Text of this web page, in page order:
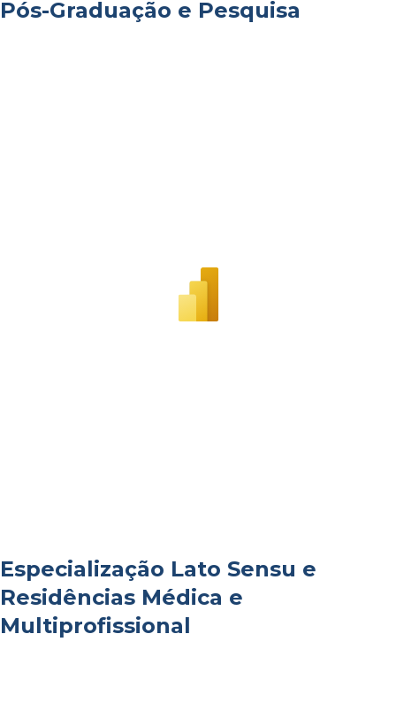
Pós-Graduação e Pesquisa
Especialização Lato Sensu e
Residências Médica e
Multiprofissional